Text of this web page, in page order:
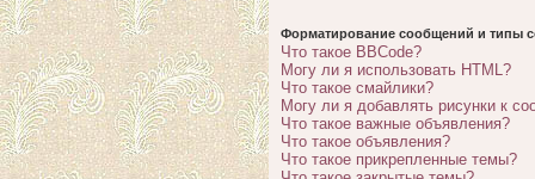
Форматирование сообщений и типы
Что такое BBCode?
Могу ли я использовать HTML?
Что такое смайлики?
Могу ли я добавлять рисунки к
Что такое важные объявления?
Что такое объявления?
Что такое прикрепленные темы?